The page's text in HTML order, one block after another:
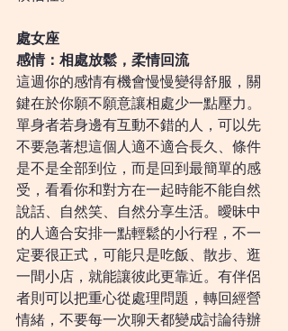
處女座
感情：相處放鬆，柔情回流
這週你的感情有機會慢慢變得舒服，關
鍵在於你願不願意讓相處少一點壓力。
單身者若身邊有互動不錯的人，可以先
不要急著想這個人適不適合長久、條件
是不是全部到位，而是回到最簡單的感
受，看看你和對方在一起時能不能自然
說話、自然笑、自然分享生活。曖昧中
的人適合安排一點輕鬆的小行程，不一
定要很正式，可能只是吃飯、散步、逛
一間小店，就能讓彼此更靠近。有伴侶
者則可以把重心從處理問題，轉回經營
情緒，不要每一次聊天都變成討論待辦